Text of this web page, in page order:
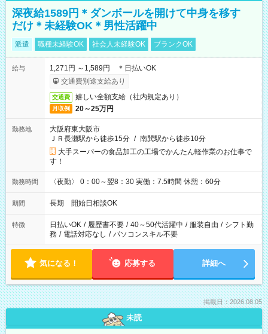
深夜給1589円＊ダンボールを開けて中身を移す
だけ＊未経験OK＊男性活躍中
派遣 職種未経験OK 社会人未経験OK ブランクOK
給与
1,271円 ～1,589円 ＊日払いOK
交通費別途支給あり
交通費 嬉しい全額支給（社内規定あり）
月収例 20～25万円
勤務地
大阪府東大阪市
ＪＲ長瀬駅から徒歩15分 / 南巽駅から徒歩10分
大手スーパーの食品加工の工場でかんたん軽作業のお仕事で
す！
勤務時間 〈夜勤〉 0：00～翌8：30 実働：7.5時間 休憩：60分
期間 長期 開始日相談OK
特徴 日払いOK / 履歴書不要 / 40～50代活躍中 / 服装自由 / シフト勤
務 / 電話対応なし / パソコンスキル不要
気になる！ 応募する 詳細へ
掲載日：2026.08.05
未読